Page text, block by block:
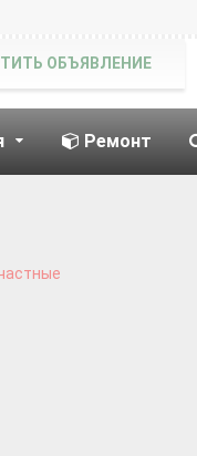
Ремонт
ОБЪЯВЛЕНИЕ